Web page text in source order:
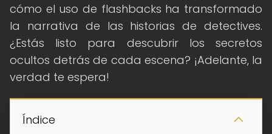
cómo el uso de flashbacks ha transformado
la narrativa de las historias de detectives.
¿Estás listo para descubrir los secretos
ocultos detrás de cada escena? ¡Adelante, la
verdad te espera!
Índice